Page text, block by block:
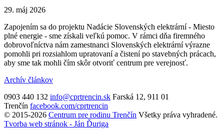
29. máj 2026
Zapojením sa do projektu Nadácie Slovenských elektrární - Miesto
plné energie - sme získali veľkú pomoc. V rámci dňa firemného
dobrovoľníctva nám zamestnanci Slovenských elektrární výrazne
pomohli pri rozsiahlom upratovaní a čistení po stavebných prácach,
aby sme tak mohli čím skôr otvoriť centrum pre verejnosť.
Archív článkov
0903 440 132 info@cprtrencin.sk Farská 12, 911 01
Trenčín facebook.com/cprtrencin
© 2015-2026 Centrum pre rodinu Trenčín Všetky práva vyhradené.
Tvorba web stránok - Ján Ďuriga